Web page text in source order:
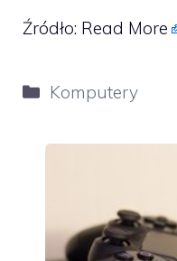
Źródło: Read More
Kategorie
Komputery